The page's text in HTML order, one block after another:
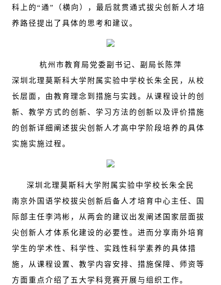
科上的“通”（横向），最后就贯通式拔尖创新人才培
养路径提出了具体的思考和建议。
杭州市教育局党委副书记、副局长陈萍
深圳北理莫斯科大学附属实验中学校长朱全民，从校
长层面，由教育理念到措施与实践。从课程设计的创
新、教学方式的创新、学习方法的创新以及评价措施
的创新详细阐述拔尖创新人才高中学阶段培养的具体
实施实施过程。
深圳北理莫斯科大学附属实验中学校长朱全民
南京外国语学校拔尖创新后备人才培育中心主任、国
际部主任李鸿彬，从两会的建议出发阐述国家层面拔
尖创新人才体系化建设的必要性。进而分享南外培育
学生的学术性、科学性、实践性科学素养的具体措
施，从课程设置、教学内容安排、措施保障、师资等
方面重点介绍了五大学科竞赛开展与组织工作。